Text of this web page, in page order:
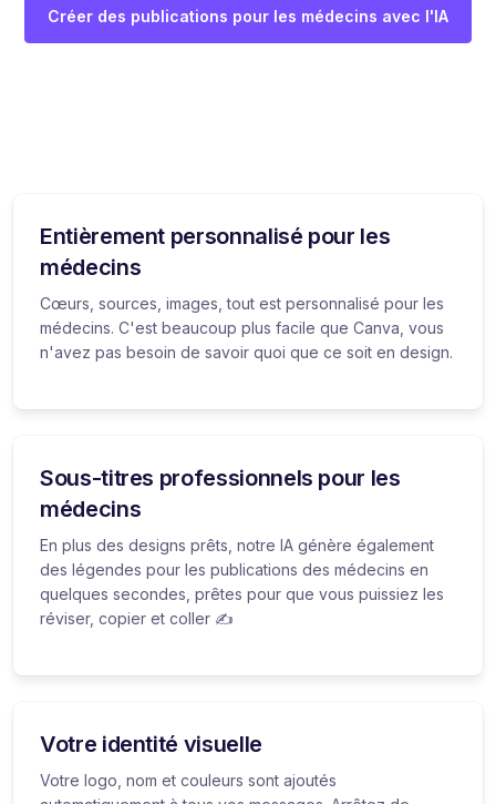
Créer des publications pour les médecins avec l'IA
Entièrement personnalisé pour les
médecins
Cœurs, sources, images, tout est personnalisé pour les
médecins. C'est beaucoup plus facile que Canva, vous
n'avez pas besoin de savoir quoi que ce soit en design.
Sous-titres professionnels pour les
médecins
En plus des designs prêts, notre IA génère également
des légendes pour les publications des médecins en
quelques secondes, prêtes pour que vous puissiez les
réviser, copier et coller ✍️
Votre identité visuelle
Votre logo, nom et couleurs sont ajoutés